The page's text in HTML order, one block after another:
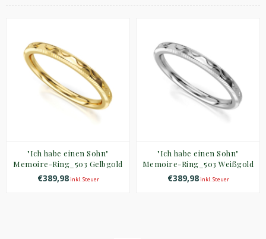
"Ich habe einen Sohn"
Memoire-Ring_503 Gelbgold
€389,98inkl. Steuer
"Ich habe einen Sohn"
Memoire-Ring_503 Weißgold
€389,98inkl. Steuer